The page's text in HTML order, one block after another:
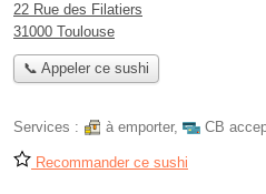
22 Rue des Filatiers
31000 Toulouse
📞 Appeler ce sushi
Services : à emporter, CB
Recommander ce sushi